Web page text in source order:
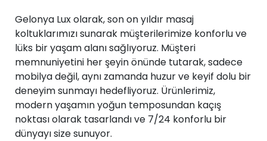
Gelonya Lux olarak, son on yıldır masaj
koltuklarımızı sunarak müşterilerimize konforlu ve
lüks bir yaşam alanı sağlıyoruz. Müşteri
memnuniyetini her şeyin önünde tutarak, sadece
mobilya değil, aynı zamanda huzur ve keyif dolu bir
deneyim sunmayı hedefliyoruz. Ürünlerimiz,
modern yaşamın yoğun temposundan kaçış
noktası olarak tasarlandı ve 7/24 konforlu bir
dünyayı size sunuyor.